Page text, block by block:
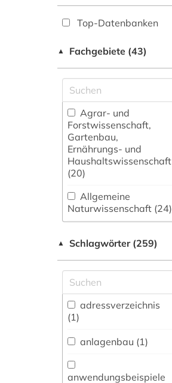
Top-Datenbanken
▲ Fachgebiete (43)
Agrar- und
Forstwissenschaft,
Gartenbau,
Ernährungs- und
Haushaltswissenschaft
(20)
Allgemeine
Naturwissenschaft (24)
fachübergreifende
Allgemeine und
vergleichende Sprach-
und
Literaturwissenschaft.
Außereuropäische
Sprachen und
Literaturen (7)
▲ Schlagwörter (259)
adressverzeichnis
(1)
anlagenbau (1)
anwendungsbeispiele